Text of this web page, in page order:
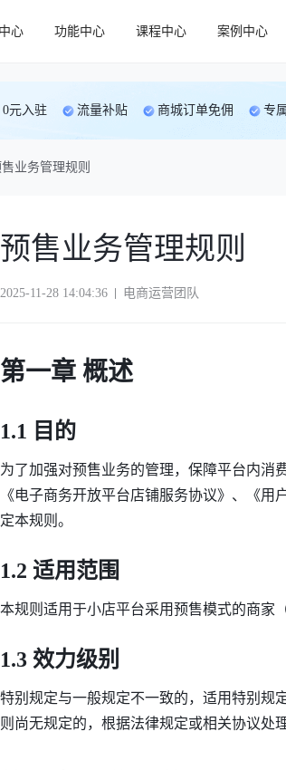
心 功能中心 课程中心 案例中心
0元入驻 流量补贴 商城订单免佣 专
业务管理规则
预售业务管理规则
2025-11-28 14:04:36 电商运营团队
第一章 概述
1.1 目的
为了加强对预售业务的管理，保障平台内消
《电子商务开放平台店铺服务协议》、《
定本规则。
1.2 适用范围
本规则适用于小店平台采用预售模式的商家
1.3 效力级别
特别规定与一般规定不一致的，适用特别规
则尚无规定的，根据法律规定或相关协议处理